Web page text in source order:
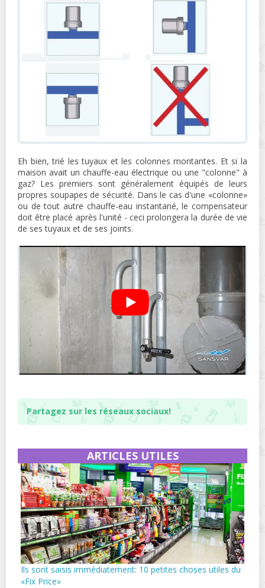
Eh bien, trié les tuyaux et les colonnes montantes. Et si la
maison avait un chauffe-eau électrique ou une "colonne" à
gaz? Les premiers sont généralement équipés de leurs
propres soupapes de sécurité. Dans le cas d'une «colonne»
ou de tout autre chauffe-eau instantané, le compensateur
doit être placé après l'unité - ceci prolongera la durée de vie
de ses tuyaux et de ses joints.
Partagez sur les réseaux sociaux!
ARTICLES UTILES
Ils sont saisis immédiatement: 10 petites choses utiles du
«Fix Price»